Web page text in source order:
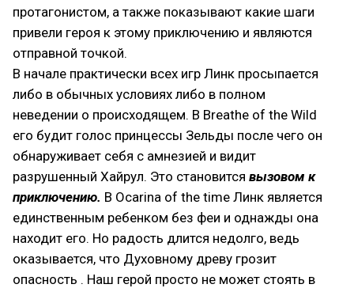
протагонистом, а также показывают какие шаги
привели героя к этому приключению и являются
отправной точкой.
В начале практически всех игр Линк просыпается
либо в обычных условиях либо в полном
неведении о происходящем. В Breathe of the Wild
его будит голос принцессы Зельды после чего он
обнаруживает себя с амнезией и видит
разрушенный Хайрул. Это становится вызовом к
приключению. В Ocarina of the time Линк является
единственным ребенком без феи и однажды она
находит его. Но радость длится недолго, ведь
оказывается, что Духовному древу грозит
опасность . Наш герой просто не может стоять в